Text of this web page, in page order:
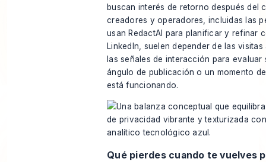
buscan interés de retorno después del
creadores y operadores, incluidas las
usan RedactAI para planificar y refinar
LinkedIn, suelen depender de las
las señales de interacción para evaluar
ángulo de publicación o un momento
está funcionando.
Qué pierdes cuando te vuelves